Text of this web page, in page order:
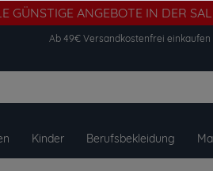
GÜNSTIGE ANGEBOTE IN DER
Ab 49€ Versandkostenfrei einkaufen
Kinder Berufsbekleidung